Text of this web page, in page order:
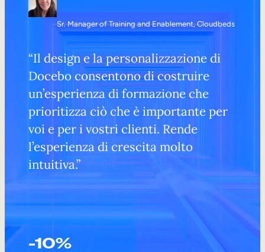
Sr. Manager of Training and Enablement, Cloudbeds
“Il design e la personalizzazione di
Docebo consentono di costruire
un’esperienza di formazione che
prioritizza ciò che è importante per
voi e per i vostri clienti. Rende
l’esperienza di crescita molto
intuitiva.”
-10%